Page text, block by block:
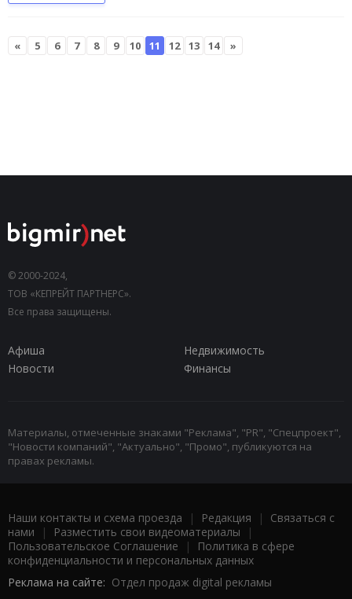
« 5 6 7 8 9 10 11 12 13 14 »
© 2000-2024,
ТОВ «КЕПРЕЙТ ПАРТНЕРС».
Все права защищены.
Афиша
Недвижимость
Новости
Финансы
Материалы, отмеченные знаками "Реклама", "PR", "Спецпроект",
"Новости компаний", "Актуально", "Промо", публикуются на
правах рекламы.
Наши контакты и схема проезда | Редакция | Связаться с
нами | Разместить свои видеоматериалы |
Пользовательское Соглашение |
Политика в сфере
конфиденциальности и персональных данных
Реклама на сайте: Отдел продаж digital рекламы